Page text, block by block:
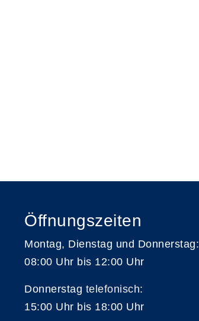
Öffnungszeiten
Montag, Dienstag und Donnerstag:
08:00 Uhr bis 12:00 Uhr
Donnerstag telefonisch:
15:00 Uhr bis 18:00 Uhr